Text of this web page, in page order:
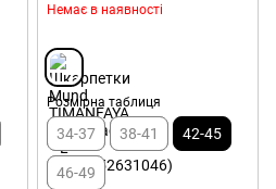
Немає в наявності
Розмірна таблиця
34-37 38-41 42-45
46-49